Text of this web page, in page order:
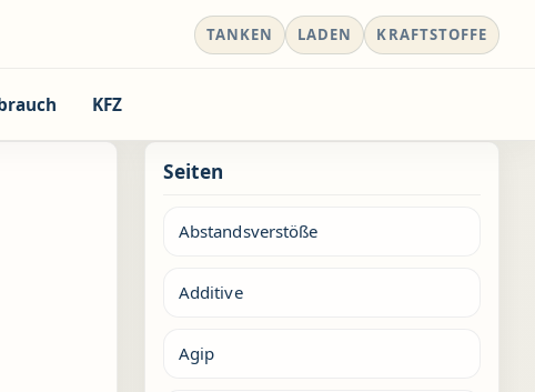
TANKEN LADEN KRAFTSTOFFE
KFZ
Seiten
Abstandsverstöße
Additive
Agip